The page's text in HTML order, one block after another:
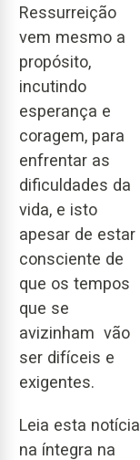
Ressurreição
vem mesmo a
propósito,
incutindo
esperança e
coragem, para
enfrentar as
dificuldades da
vida, e isto
apesar de estar
consciente de
que os tempos
que se
avizinham vão
ser difíceis e
exigentes.
Leia esta notícia
na íntegra na